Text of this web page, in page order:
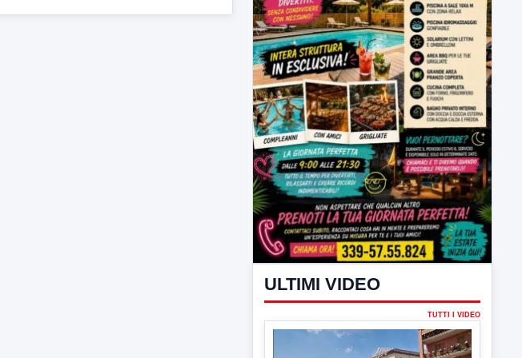
ULTIMI VIDEO
TUTTI I VIDEO
▶
6 AGOSTO 2026 CRONACA
Trovato in casa 42enne in una
Ritrovato senza vita il corpo di un 42enne
in un...